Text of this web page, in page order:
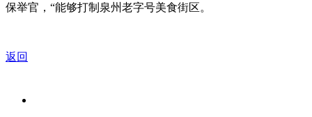
保举官，“能够打制泉州老字号美食街区。
返回